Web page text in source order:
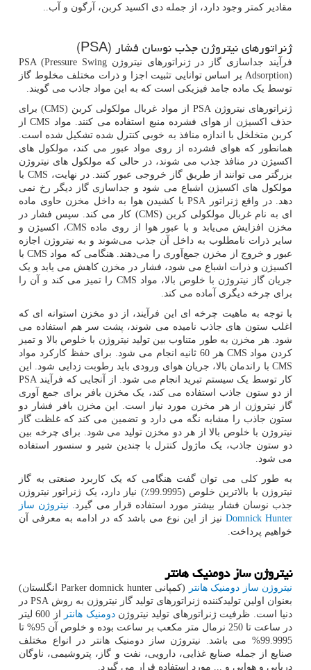
مقادیر کمتر وجود دارد، از جمله دی اکسید کربن، آرگون و آب..
ژنراتورهای نیتروژن جذب نوسان فشار (PSA
)
فرآیند جداسازی گاز در ژنراتورهای نیتروژنPSA (Pressure Swing
Adsorption) بر اساس توانایی تثبیت اجزا و ذرات مختلف مخلوط گاز
توسط یک ماده جامد فیزیکی است که به این مواد جاذب می گویند.
ژنراتورهای نیتروژن PSA از مواد غربال مولکولی کربن (CMS) برای
حذف اکسیژن از هوای فشرده منبع استفاده می کنند. مواد CMSاز
کربن متخلخل با اندازه منافذ به خوبی کنترل شده تشکیل شده است.
همانطور که هوای فشرده از روی مواد عبور می کند، مولکول های
اکسیژن در منافذ جذب می شوند، در حالی که مولکول های نیتروژن
بزرگتر می توانند از طریق گاز خروجی عبور کنند. در نهایت، CMS با
مولکول های اکسیژن اشباع می شود و جداسازی گاز دیگر رخ نمی
دهد. در واقع ژنراتور PSA با کشیدن هوا به داخل مخزن حاوی ماده
ای به نام غربال مولکولی کربن (CMS) کار می کند. سپس فشار در
مخزن افزایش می‌یابد و با عبور هوا از روی ماده CMS، اکسیژن و
سایر ذرات نامطلوب به داخل آن جذب می‌شوند و به نیتروژن اجازه
عبور و خروج از مخزن جمع‌آوری را می‌دهند. هنگامی که مواد CMSبا
اکسیژن و ذرات اشباع می شود، فشار در مخزن کاهش می یابد و یک
جریان گاز نیتروژن با خلوص بالا، مواد CMS را تمیز می کند و آن را
برای چرخه دیگری آماده می کند.
با توجه به ماهیت چرخه ای این فرآیند، از دو مخزن استوانه ای که
اغلب ستون های جاذب نامیده می شوند، پشت سر هم استفاده می
شود. هر مخزن به طور متناوب بین تولید نیتروژن با خلوص بالا و تمیز
کردن مواد CMS هر 60 ثانیه انجام می شود. برای حفظ کارکرد مواد
CMS با راندمان بالا، جریان هوای ورودی باید رطوبت زدایی شود. این
کار توسط یک سیستم تبرید انجام می شود. از آنجایی که فرآیند PSA
از دو ستون جاذب استفاده می کند، یک مخزن بافر برای جمع آوری
گاز نیتروژن از هر مخزن مورد نیاز است. این مخزن بافر فشار دو
ستون جاذب را مشابه نگه می دارد و تضمین می کند که غلظت گاز
نیتروژن با خلوص بالا از هر دو مخزن تولید می شود. برای چرخه بین
دو ستون جاذب، یک ماژول کنترل با چندین شیر و سنسور استفاده
می شود.
به طور کلی می توان گفت هنگامی که یک کاربرد صنعتی به گاز
نیتروژن با بالاترین خلوص (99.9995٪) نیاز دارد، یک ژنراتور نیتروژن
جذب نوسان فشار بیشتر مورد استفاده قرار می گیرد
. نیتروژن ساز
Domnick Hunter نیز از این نوع می باشد که در ادامه به معرفی آن
خواهیم پرداخت.
نیتروژن ساز دومنیک هانتر
نیتروژن ساز دومنیک هانتر (کمپانیParker domnick hunter انگلستان)
بعنوان اولین تولیدکننده ژنراتورهای تولید گاز نیتروژن به روش PSA در
دنیا است. ظرفیت ژنراتورهای تولید نیتروژندومنیک هانتر
از 600 لیتر
در ساعت تا 250 نرمال متر مکعب بر ساعت بوده و خلوص آن 95% تا
99.9995% می باشد. نیتروژن ساز دومنیک هانتر در انواع مختلف
صنایع از جمله صنایع غذایی، دارویی، نفت و گاز، پتروشیمی، ناوگان
دریایی و هوایی و ... مورد استفاده قرار می گیرد.